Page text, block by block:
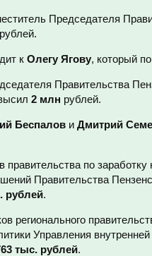
Председателя
к Олегу Ягову, который
Правительства
2 млн рублей.
Беспалов и Дмитрий
правительства по
Правительства
рублей.
регионального
Управления
тыс. рублей.